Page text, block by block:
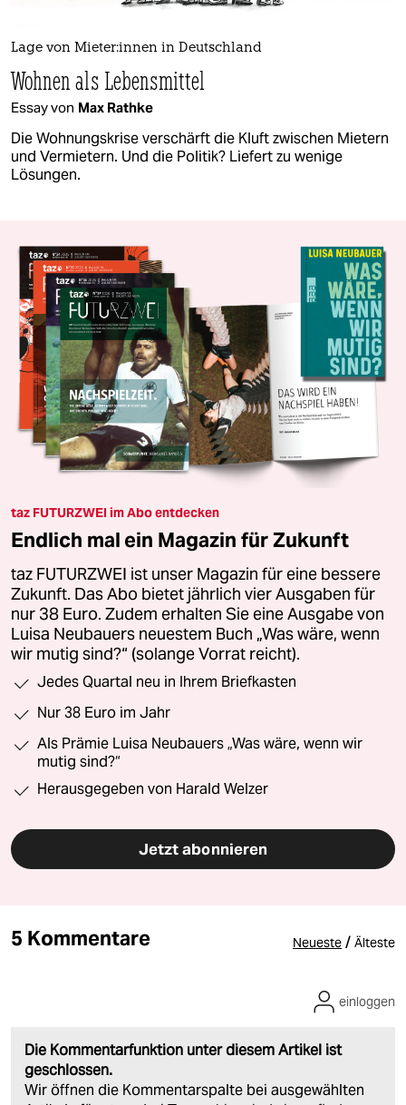
Lage von Mie­te­r:in­nen in Deutschland
Wohnen als Lebensmittel
Essay von Max Rathke
Die Wohnungskrise verschärft die Kluft zwischen Mietern
und Vermietern. Und die Politik? Liefert zu wenige
Lösungen.
taz FUTURZWEI im Abo entdecken
Endlich mal ein Magazin für Zukunft
taz FUTURZWEI ist unser Magazin für eine bessere
Zukunft. Das Abo bietet jährlich vier Ausgaben für
nur 38 Euro. Zudem erhalten Sie eine Ausgabe von
Luisa Neubauers neuestem Buch „Was wäre, wenn
wir mutig sind?“ (solange Vorrat reicht).
Jedes Quartal neu in Ihrem Briefkasten
Nur 38 Euro im Jahr
Als Prämie Luisa Neubauers „Was wäre, wenn wir
mutig sind?“
Herausgegeben von Harald Welzer
Jetzt abonnieren
5 Kommentare Neueste / Älteste
Die Kommentarfunktion unter diesem Artikel ist
geschlossen.
Wir öffnen die Kommentarspalte bei ausgewählten
einloggen